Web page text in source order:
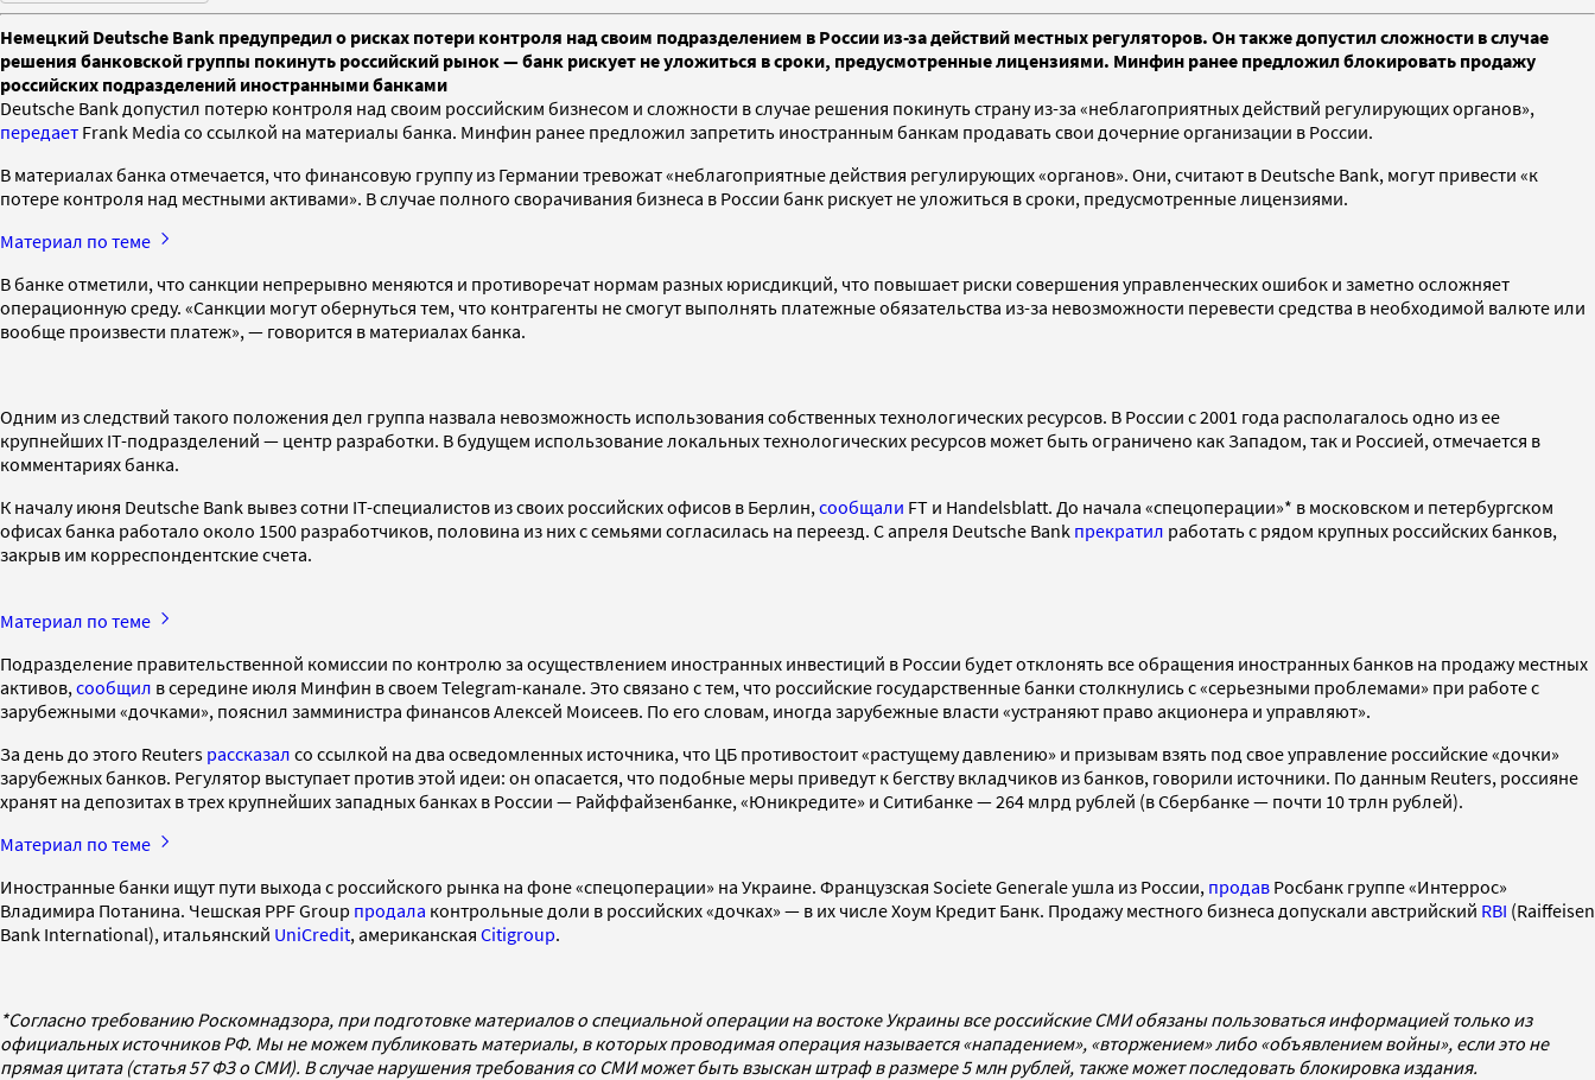
Немецкий Deutsche Bank предупредил о рисках потери контроля над своим подразделением в России из-за действий местных регуляторов. Он также допустил сложности в случае
решения банковской группы покинуть российский рынок — банк рискует не уложиться в сроки, предусмотренные лицензиями. Минфин ранее предложил блокировать продажу
российских подразделений иностранными банками
Deutsche Bank допустил потерю контроля над своим российским бизнесом и сложности в случае решения покинуть страну из-за «неблагоприятных действий регулирующих органов»,
передает Frank Media со ссылкой на материалы банка. Минфин ранее предложил запретить иностранным банкам продавать свои дочерние организации в России.
В материалах банка отмечается, что финансовую группу из Германии тревожат «неблагоприятные действия регулирующих «органов». Они, считают в Deutsche Bank, могут привести «к
потере контроля над местными активами». В случае полного сворачивания бизнеса в России банк рискует не уложиться в сроки, предусмотренные лицензиями.
Материал по теме
В банке отметили, что санкции непрерывно меняются и противоречат нормам разных юрисдикций, что повышает риски совершения управленческих ошибок и заметно осложняет
операционную среду. «Санкции могут обернуться тем, что контрагенты не смогут выполнять платежные обязательства из-за невозможности перевести средства в необходимой валюте или
вообще произвести платеж», — говорится в материалах банка.
Одним из следствий такого положения дел группа назвала невозможность использования собственных технологических ресурсов. В России с 2001 года располагалось одно из ее
крупнейших IT-подразделений — центр разработки. В будущем использование локальных технологических ресурсов может быть ограничено как Западом, так и Россией, отмечается в
комментариях банка.
К началу июня Deutsche Bank вывез сотни IT-специалистов из своих российских офисов в Берлин, сообщали FT и Handelsblatt. До начала «спецоперации»* в московском и петербургском
офисах банка работало около 1500 разработчиков, половина из них с семьями согласилась на переезд. С апреля Deutsche Bank прекратил работать с рядом крупных российских банков,
закрыв им корреспондентские счета.
Материал по теме
Подразделение правительственной комиссии по контролю за осуществлением иностранных инвестиций в России будет отклонять все обращения иностранных банков на продажу местных
активов, сообщил в середине июля Минфин в своем Telegram-канале. Это связано с тем, что российские государственные банки столкнулись с «серьезными проблемами» при работе с
зарубежными «дочками», пояснил замминистра финансов Алексей Моисеев. По его словам, иногда зарубежные власти «устраняют право акционера и управляют».
За день до этого Reuters рассказал со ссылкой на два осведомленных источника, что ЦБ противостоит «растущему давлению» и призывам взять под свое управление российские «дочки»
зарубежных банков. Регулятор выступает против этой идеи: он опасается, что подобные меры приведут к бегству вкладчиков из банков, говорили источники. По данным Reuters, россияне
хранят на депозитах в трех крупнейших западных банках в России — Райффайзенбанке, «Юникредите» и Ситибанке — 264 млрд рублей (в Сбербанке — почти 10 трлн рублей).
Материал по теме
Иностранные банки ищут пути выхода с российского рынка на фоне «спецоперации» на Украине. Французская Societe Generale ушла из России, продав Росбанк группе «Интеррос»
Владимира Потанина. Чешская PPF Group продала контрольные доли в российских «дочках» — в их числе Хоум Кредит Банк. Продажу местного бизнеса допускали австрийский RBI (Raiffeisen
Bank International), итальянский UniCredit, американская Citigroup.
*Согласно требованию Роскомнадзора, при подготовке материалов о специальной операции на востоке Украины все российские СМИ обязаны пользоваться информацией только из
официальных источников РФ. Мы не можем публиковать материалы, в которых проводимая операция называется «нападением», «вторжением» либо «объявлением войны», если это не
прямая цитата (статья 57 ФЗ о СМИ). В случае нарушения требования со СМИ может быть взыскан штраф в размере 5 млн рублей, также может последовать блокировка издания.